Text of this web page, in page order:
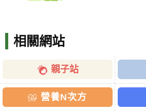
相關網站
親子站
營養N次方